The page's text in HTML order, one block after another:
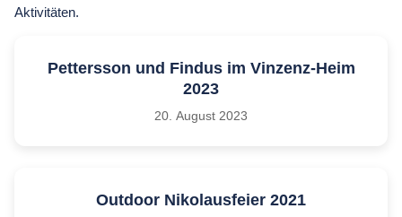
Aktivitäten.
Pettersson und Findus im Vinzenz-Heim
2023
20. August 2023
Outdoor Nikolausfeier 2021